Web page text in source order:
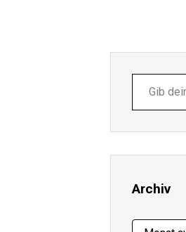
deine
E-
ein ...
Archiv
Archiv